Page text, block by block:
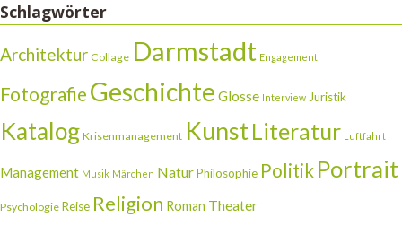
Schlagwörter
Architektur Collage Darmstadt Engagement
Fotografie Geschichte Glosse Interview Juristik
Katalog Krisenmanagement KunstLiteratur Luftfahrt
Management Musik Märchen NaturPhilosophie Politik Portrait
Psychologie Reise Religion Roman Theater